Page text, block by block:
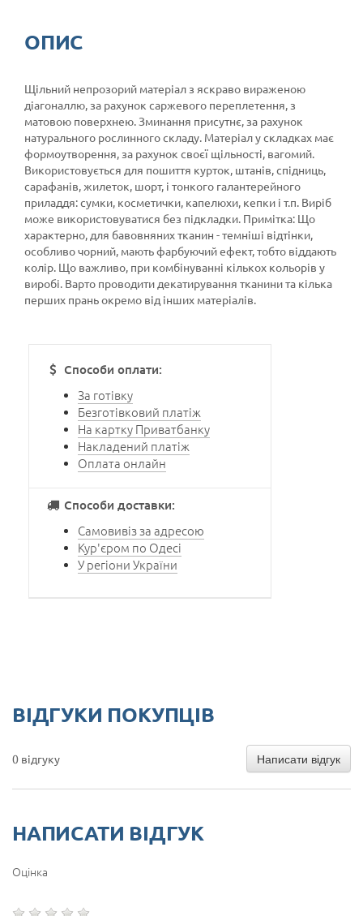
ОПИС
Щільний непрозорий матеріал з яскраво вираженою
діагоналлю, за рахунок саржевого переплетення, з
матовою поверхнею. Зминання присутнє, за рахунок
натурального рослинного складу. Матеріал у складках має
формоутворення, за рахунок своєї щільності, вагомий.
Використовується для пошиття курток, штанів, спідниць,
сарафанів, жилеток, шорт, і тонкого галантерейного
приладдя: сумки, косметички, капелюхи, кепки і т.п. Виріб
може використовуватися без підкладки. Примітка: Що
характерно, для бавовняних тканин - темніші відтінки,
особливо чорний, мають фарбуючий ефект, тобто віддають
колір. Що важливо, при комбінуванні кількох кольорів у
виробі. Варто проводити декатирування тканини та кілька
перших прань окремо від інших матеріалів.
Способи оплати:
За готівку
Безготівковий платіж
На картку Приватбанку
Накладений платіж
Оплата онлайн
Способи доставки:
Самовивіз за адресою
Кур'єром по Одесі
У регіони України
ВІДГУКИ ПОКУПЦІВ
0 відгуку Написати відгук
НАПИСАТИ ВІДГУК
Оцінка